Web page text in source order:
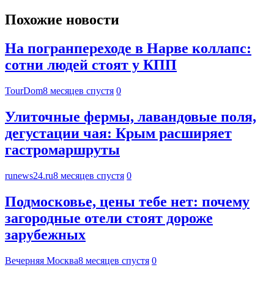
Похожие новости
На погранпереходе в Нарве коллапс:
сотни людей стоят у КПП
TourDom8 месяцев спустя 0
Улиточные фермы, лавандовые поля,
дегустации чая: Крым расширяет
гастромаршруты
runews24.ru8 месяцев спустя 0
Подмосковье, цены тебе нет: почему
загородные отели стоят дороже
зарубежных
Вечерняя Москва8 месяцев спустя 0